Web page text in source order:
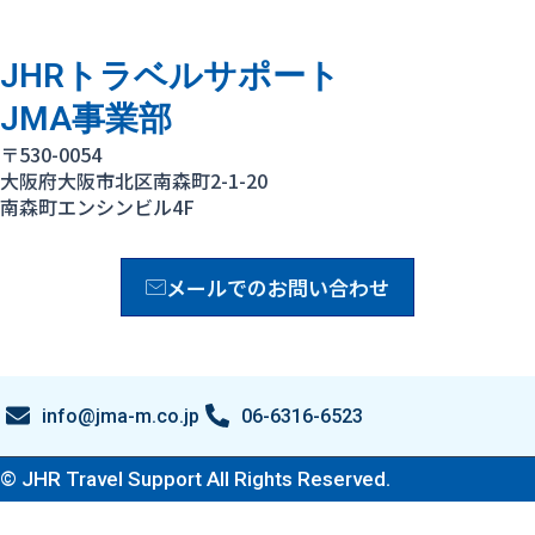
JHRトラベルサポート
JMA事業部
〒530-0054
大阪府大阪市北区南森町2-1-20
南森町エンシンビル4F
メールでのお問い合わせ
info@jma-m.co.jp 06-6316-6523
© JHR Travel Support All Rights Reserved.